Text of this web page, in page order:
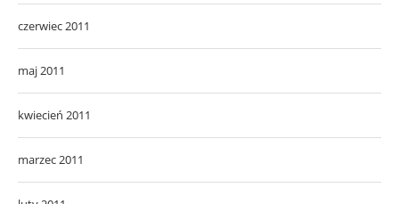
czerwiec 2011
maj 2011
kwiecień 2011
marzec 2011